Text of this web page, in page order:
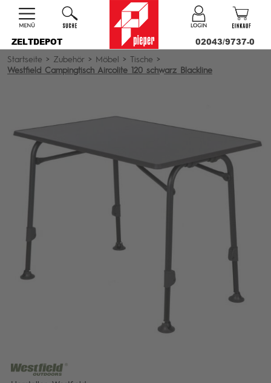
ZELTDEPOT
02043/9737-0
Startseite > Zubehör > Möbel > Tische >
Westfield Campingtisch Aircolite 120 schwarz Blackline